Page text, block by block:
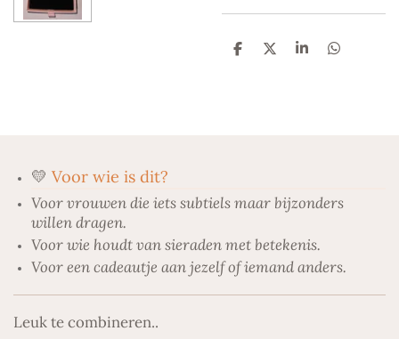
D
D
S
D
💛 Voor wie is dit?
Voor vrouwen die iets subtiels maar bijzonders
willen dragen.
Voor wie houdt van sieraden met betekenis.
Voor een cadeautje aan jezelf of iemand anders.
Leuk te combineren..